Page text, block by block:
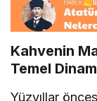
Kahvenin
Temel
Yüzyıllar